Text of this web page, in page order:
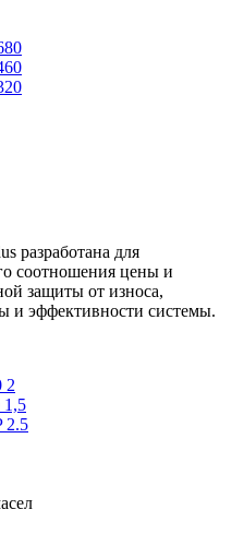
разработана для
соотношения цены и
защиты от износа,
и эффективности системы.
2
1,5
2.5